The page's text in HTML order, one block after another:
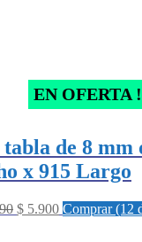
EN OFERTA !
de 8 mm
x 915 Largo
Original
$ 5.900Current
Comprar (12